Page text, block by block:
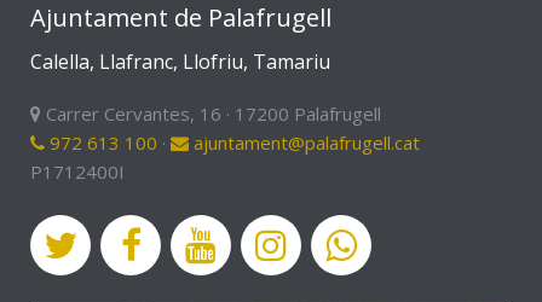
Ajuntament de Palafrugell
Calella, Llafranc, Llofriu, Tamariu
Carrer Cervantes, 16 · 17200 Palafrugell
972 613 100 ·
ajuntament@palafrugell.cat
P1712400I